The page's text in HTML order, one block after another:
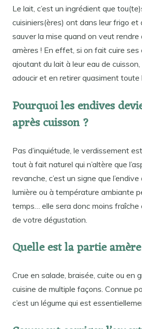
Le lait, c’est un ingrédient que
cuisiniers(ères) ont dans leur frigo et
sauver la mise quand on veut
amères ! En effet, si on fait cuire ses
ajoutant du lait à leur eau de
adoucir et en retirer quasiment toute
Pourquoi les endives
après cuisson ?
Pas d’inquiétude, le verdissement
tout à fait naturel qui n’altère que
revanche, c’est un signe que
lumière ou à température ambiante
temps… elle sera donc moins fraîche
de votre dégustation.
Quelle est la partie
Crue en salade, braisée, cuite ou en
cuisine de multiple façons. Connue
c’est un légume qui est